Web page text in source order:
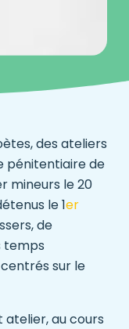
des ateliers
pénitentiaire de
mineurs le 20
le 1er
de
temps
sur le
au cours